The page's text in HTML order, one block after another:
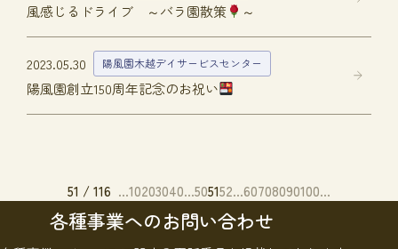
風感じるドライブ ～バラ園散策 ～
2023.05.30 陽風園木越デイサービスセンター
陽風園創立150周年記念のお祝い
51 / 116 ...10203040...505152...60708090100...
各種事業へのお問い合わせ